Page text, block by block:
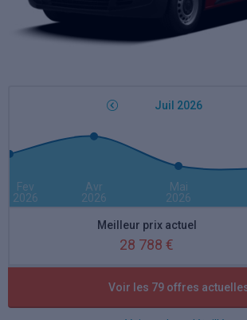
Juil 2026
Fev
2026
Avr
2026
Mai
2026
Meilleur prix actuel
28 788 €
Meilleure remise actuelle
Voir les 79 offres